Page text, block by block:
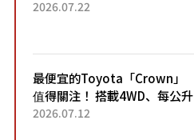
4.7公尺剛剛好的車身尺寸與
2026.07.22
最便宜的Toyota「Crown」
值得關注！ 搭載4WD、每公升
22.4公里低油耗表現超亮眼！
2026.07.12